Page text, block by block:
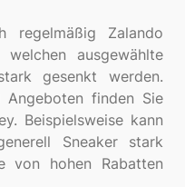
regelmäßig Zalando
ausgewählte
gesenkt werden.
finden Sie
Beispielsweise kann
Sneaker stark
von hohen Rabatten